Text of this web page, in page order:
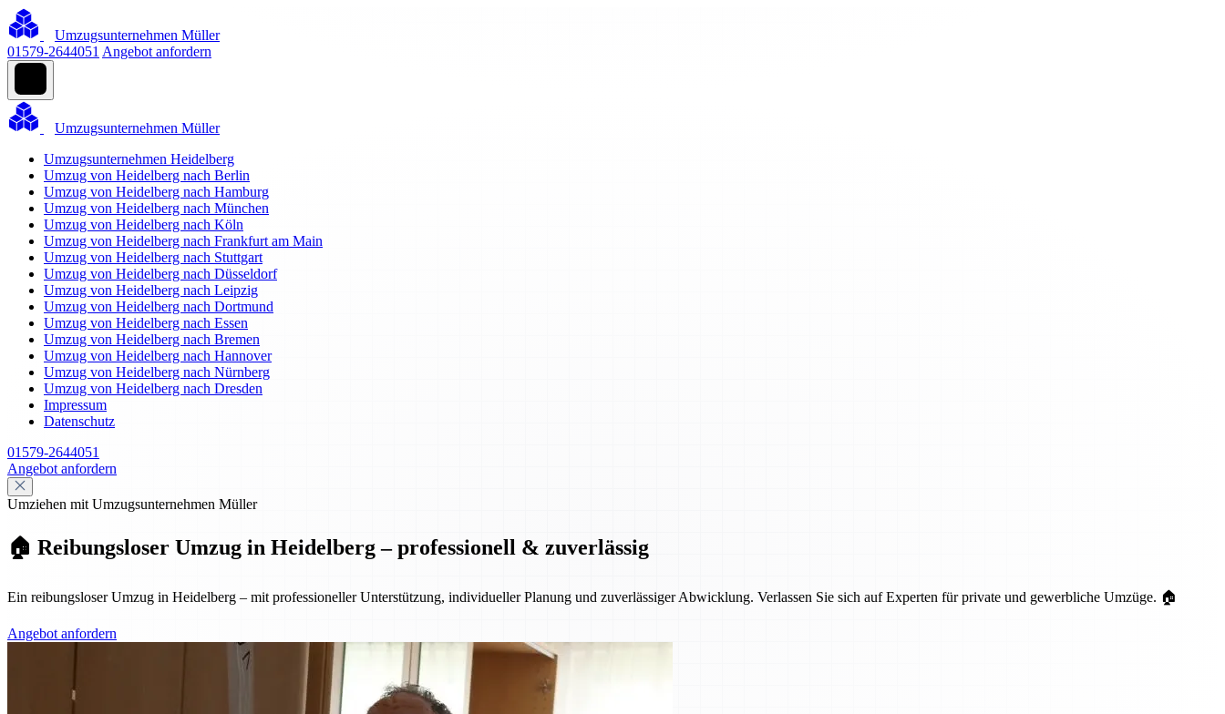
Umzugsunternehmen Müller
01579-2644051 Angebot anfordern
Umzugsunternehmen Müller
Umzugsunternehmen Heidelberg
Umzug von Heidelberg nach Berlin
Umzug von Heidelberg nach Hamburg
Umzug von Heidelberg nach München
Umzug von Heidelberg nach Köln
Umzug von Heidelberg nach Frankfurt am Main
Umzug von Heidelberg nach Stuttgart
Umzug von Heidelberg nach Düsseldorf
Umzug von Heidelberg nach Leipzig
Umzug von Heidelberg nach Dortmund
Umzug von Heidelberg nach Essen
Umzug von Heidelberg nach Bremen
Umzug von Heidelberg nach Hannover
Umzug von Heidelberg nach Nürnberg
Umzug von Heidelberg nach Dresden
Impressum
Datenschutz
01579-2644051
Angebot anfordern
Umziehen mit Umzugsunternehmen Müller
🏠 Reibungsloser Umzug in Heidelberg – professionell & zuverlässig
Ein reibungsloser Umzug in Heidelberg – mit professioneller Unterstützung, individueller Planung und zuverlässiger Abwicklung. Verlassen Sie sich auf Experten für private und gewerbliche Umzüge. 🏠
Angebot anfordern